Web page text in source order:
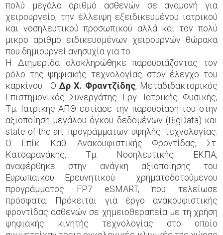
πολύ μεγάλο αριθμό ασθενών σε αναμονή για
χειρουργείο, την έλλειψη εξειδικευμένου ιατρικού
και νοσηλευτικού προσωπικού αλλά και τον πολύ
μικρο αριθμό ειδικευομένων χειρουργών θώρακα
που δημιουργεί ανησυχία για το
Η Διημερίδα ολοκληρώθηκε παρουσιάζοντας τον
ρόλο της ψηφιακής τεχνολογίας στον έλεγχο του
καρκίνου. Ο Δρ Χ. Φραντζίδης, Μεταδιδακτορικός
Επιστημονικός Συνεργάτης Εργ. Ιατρικής Φυσικής,
Τμ. Ιατρικής ΑΠΘ εστίασε την παρουσίαση του στην
αξιοποίηση μεγάλου όγκου δεδομένων (ΒigData) και
state-of-the-art προγράμματων υψηλής τεχνολογίας.
Ο Επίκ. Καθ. Ανακουφιστικής Φροντίδας, Στ.
Κατσαραγάκης, Τμ. Νοσηλευτικής ΕΚΠΑ,
αναφέρθηκε στην ανάγκη αξιοποίησης του
Ευρωπαϊκού Ερευνητικού χρηματοδοτούμενου
προγράμματος FP7 eSMART, που τελείωσε
πρόσφατα. Πρόκειται για έργο ανακουφιστικής
φροντίδας ασθενών σε χημειοθεραπεία με τη χρήση
ψηφιακής κινητής τεχνολογίας στο οποίο